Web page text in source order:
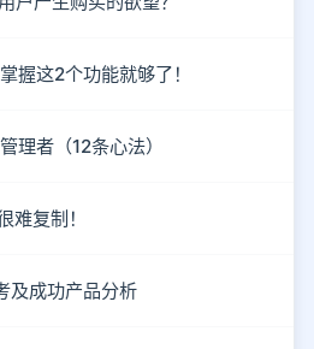
握这2个功能就够了！
理者（12条心法）
难复制！
及成功产品分析